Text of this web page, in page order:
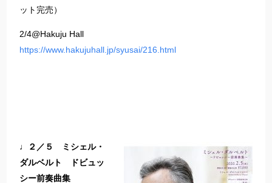
ット完売）
2/4@Hakuju Hall
https://www.hakujuhall.jp/syusai/216.html
♩２／５ ミシェル・
ダルベルト ドビュッ
シー前奏曲集